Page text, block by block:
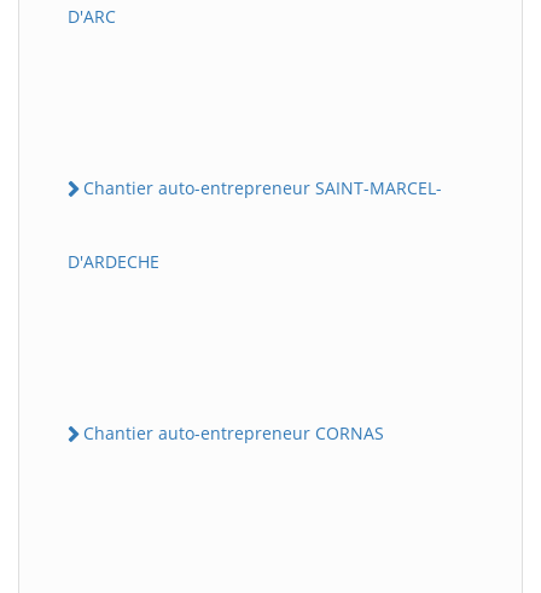
D'ARC
Chantier auto-entrepreneur SAINT-MARCEL-
D'ARDECHE
Chantier auto-entrepreneur CORNAS